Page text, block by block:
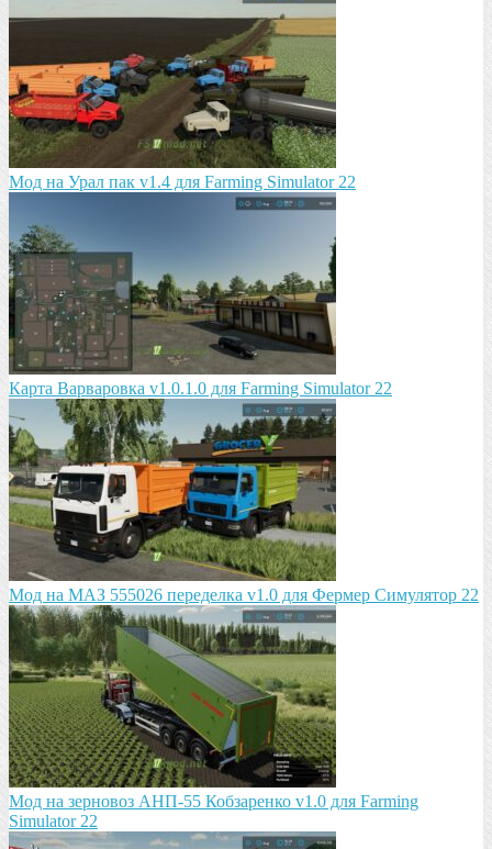
Мод на Урал пак v1.4 для Farming Simulator 22
Карта Варваровка v1.0.1.0 для Farming Simulator 22
Мод на МАЗ 555026 пeрeдeлка v1.0 для Фермер Симулятор 22
Мод на зeрновоз АНП-55 Кобзарeнко v1.0 для Farming
Simulator 22